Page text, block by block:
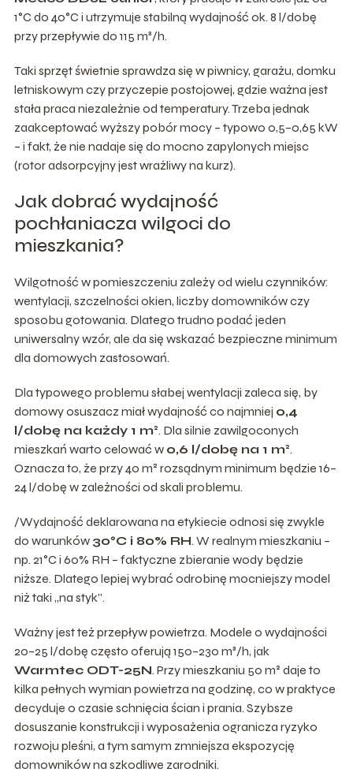
1°C do 40°C i utrzymuje stabilną wydajność ok. 8 l/dobę
przy przepływie do 115 m³/h.
Taki sprzęt świetnie sprawdza się w piwnicy, garażu, domku
letniskowym czy przyczepie postojowej, gdzie ważna jest
stała praca niezależnie od temperatury. Trzeba jednak
zaakceptować wyższy pobór mocy – typowo 0,5–0,65 kW
– i fakt, że nie nadaje się do mocno zapylonych miejsc
(rotor adsorpcyjny jest wrażliwy na kurz).
Jak dobrać wydajność
pochłaniacza wilgoci do
mieszkania?
Wilgotność w pomieszczeniu zależy od wielu czynników:
wentylacji, szczelności okien, liczby domowników czy
sposobu gotowania. Dlatego trudno podać jeden
uniwersalny wzór, ale da się wskazać bezpieczne minimum
dla domowych zastosowań.
Dla typowego problemu słabej wentylacji zaleca się, by
domowy osuszacz miał wydajność co najmniej 0,4
l/dobę na każdy 1 m². Dla silnie zawilgoconych
mieszkań warto celować w 0,6 l/dobę na 1 m².
Oznacza to, że przy 40 m² rozsądnym minimum będzie 16–
24 l/dobę w zależności od skali problemu.
/Wydajność deklarowana na etykiecie odnosi się zwykle
do warunków 30°C i 80% RH. W realnym mieszkaniu –
np. 21°C i 60% RH – faktyczne zbieranie wody będzie
niższe. Dlatego lepiej wybrać odrobinę mocniejszy model
niż taki „na styk”.
Ważny jest też przepływ powietrza. Modele o wydajności
20–25 l/dobę często oferują 150–230 m³/h, jak
Warmtec ODT-25N. Przy mieszkaniu 50 m² daje to
kilka pełnych wymian powietrza na godzinę, co w praktyce
decyduje o czasie schnięcia ścian i prania. Szybsze
dosuszanie konstrukcji i wyposażenia ogranicza ryzyko
rozwoju pleśni, a tym samym zmniejsza ekspozycję
domowników na szkodliwe zarodniki.